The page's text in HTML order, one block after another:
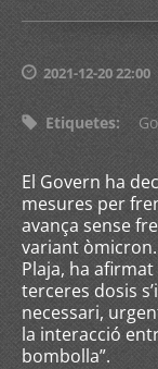
2021-12-20 22:00
Etiquetes:
El Govern ha
mesures per
avança sense
variant
Plaja, ha
terceres dosis
necessari,
la interacció
bombolla”.